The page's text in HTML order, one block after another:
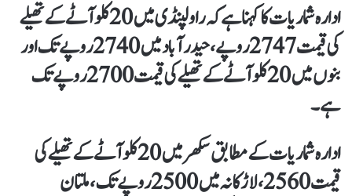
ادارہ شماریات کا کہنا ہے کہ راولپنڈی میں 20 کلو آٹے کے تھیلے
کی قیمت 2747 روپے، حیدرآباد میں 2740 روپے تک اور
بنوں میں20 کلو آٹے کے تھیلے کی قیمت 2700روپے تک
ہے۔
ادارہ شماریات کے مطابق سکھرمیں 20 کلو آٹے کے تھیلےکی
قیمت2560، لاڑکانہ میں 2500 روپے تک، ملتان